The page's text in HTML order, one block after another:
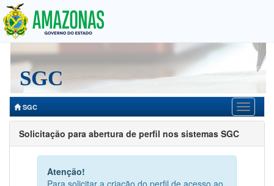
SGC
SGC
Solicitação para abertura de perfil nos sistemas SGC
Atenção!
Para solicitar a criação do perfil de acesso ao